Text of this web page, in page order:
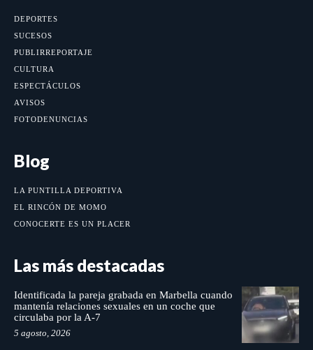
DEPORTES
SUCESOS
PUBLIRREPORTAJE
CULTURA
ESPECTÁCULOS
AVISOS
FOTODENUNCIAS
Blog
LA PUNTILLA DEPORTIVA
EL RINCÓN DE MOMO
CONOCERTE ES UN PLACER
Las más destacadas
Identificada la pareja grabada en Marbella cuando
mantenía relaciones sexuales en un coche que
circulaba por la A-7
5 agosto, 2026